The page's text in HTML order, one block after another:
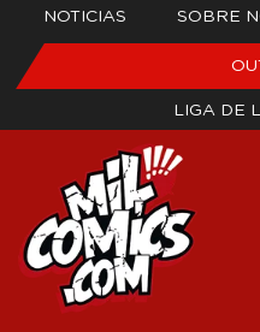
NOTICIAS SOBRE
LIGA DE